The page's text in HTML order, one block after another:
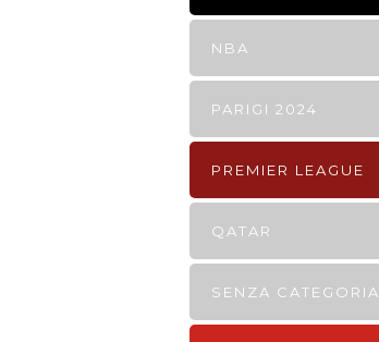
NBA
PARIGI 2024
PREMIER LEAGUE
QATAR
SENZA CATEGORIA